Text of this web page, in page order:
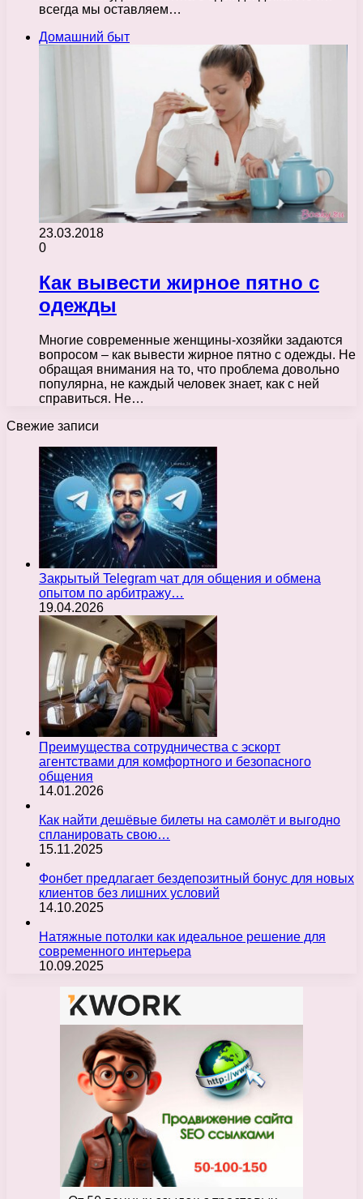
всегда мы оставляем…
Домашний быт
23.03.2018
0
Как вывести жирное пятно с
одежды
Многие современные женщины-хозяйки задаются
вопросом – как вывести жирное пятно с одежды. Не
обращая внимания на то, что проблема довольно
популярна, не каждый человек знает, как с ней
справиться. Не…
Свежие записи
Закрытый Telegram чат для общения и обмена
опытом по арбитражу…
19.04.2026
Преимущества сотрудничества с эскорт
агентствами для комфортного и безопасного
общения
14.01.2026
Как найти дешёвые билеты на самолёт и выгодно
спланировать свою…
15.11.2025
Фонбет предлагает бездепозитный бонус для новых
клиентов без лишних условий
14.10.2025
Натяжные потолки как идеальное решение для
современного интерьера
10.09.2025